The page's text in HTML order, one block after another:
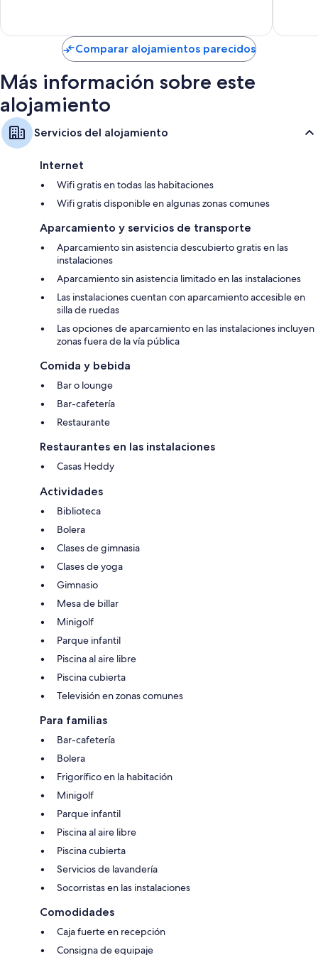
Comparar alojamientos parecidos
Más información sobre este
alojamiento
Servicios del alojamiento
Internet
Wifi gratis en todas las habitaciones
Wifi gratis disponible en algunas zonas comunes
Aparcamiento y servicios de transporte
Aparcamiento sin asistencia descubierto gratis en las
instalaciones
Aparcamiento sin asistencia limitado en las instalaciones
Las instalaciones cuentan con aparcamiento accesible en
silla de ruedas
Las opciones de aparcamiento en las instalaciones incluyen
zonas fuera de la vía pública
Comida y bebida
Bar o lounge
Bar-cafetería
Restaurante
Restaurantes en las instalaciones
Casas Heddy
Actividades
Biblioteca
Bolera
Clases de gimnasia
Clases de yoga
Gimnasio
Mesa de billar
Minigolf
Parque infantil
Piscina al aire libre
Piscina cubierta
Televisión en zonas comunes
Para familias
Bar-cafetería
Bolera
Frigorífico en la habitación
Minigolf
Parque infantil
Piscina al aire libre
Piscina cubierta
Servicios de lavandería
Socorristas en las instalaciones
Comodidades
Caja fuerte en recepción
Consigna de equipaje